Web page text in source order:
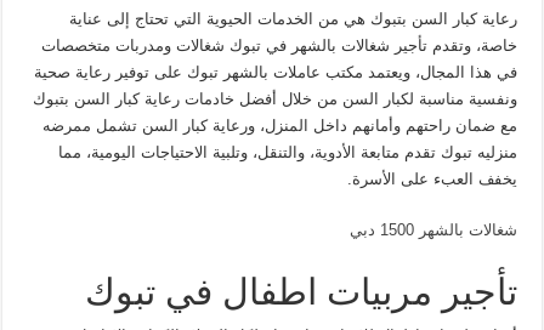
رعاية كبار السن بتبوك هي من الخدمات الحيوية التي تحتاج إلى عناية
خاصة، وتقدم تأجير شغالات بالشهر في تبوك شغالات ومدربات متخصصات
في هذا المجال، ويعتمد مكتب عاملات بالشهر تبوك على توفير رعاية صحية
ونفسية مناسبة لكبار السن من خلال أفضل خادمات رعاية كبار السن بتبوك
مع ضمان راحتهم وأمانهم داخل المنزل، ورعاية كبار السن تشمل ممرضه
منزليه تبوك تقدم متابعة الأدوية، والتنقل، وتلبية الاحتياجات اليومية، مما
يخفف العبء على الأسرة.
شغالات بالشهر 1500 دبي
تأجير مربيات اطفال في تبوك